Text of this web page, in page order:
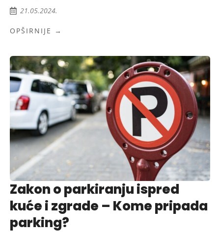
21.05.2024.
OPŠIRNIJE →
Zakon o parkiranju ispred
kuće i zgrade – Kome pripada
parking?